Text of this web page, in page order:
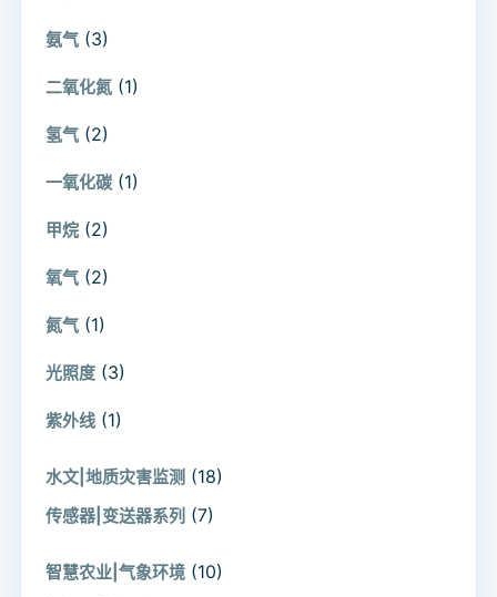
氨气 (3)
二氧化氮 (1)
氢气 (2)
一氧化碳 (1)
甲烷 (2)
氧气 (2)
氮气 (1)
光照度 (3)
紫外线 (1)
水文|地质灾害监测 (18)
传感器|变送器系列 (7)
智慧农业|气象环境 (10)